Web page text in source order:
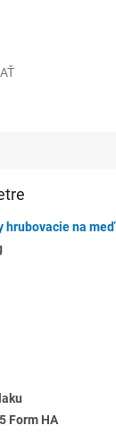
hrubovacie na meď
Form HA